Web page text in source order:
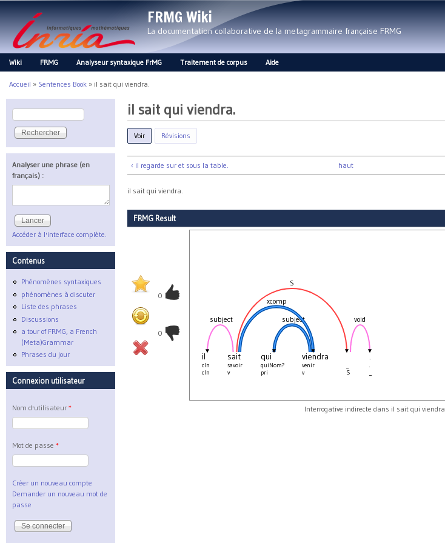
FRMG Wiki
La documentation collaborative de la metagrammaire française FRMG
Main menu
Wiki FRMG Analyseur syntaxique FrMG Traitement de corpus Aide
Vous êtes ici
Accueil » Sentences Book » il sait qui viendra.
il sait qui viendra.
Voir (onglet actif)
Révisions
‹ il regarde sur et sous la table. haut
il sait qui viendra.
FRMG Result
0
0
il
cln
cln
sait
savoir
v
qui
quiNom?
pri
viendra
venir
v
S
.
void
subject
S
subject
xcomp
Interrogative indirecte dans il sait qui viendra.
Formulaire de recherche
Rechercher
Analyser une phrase (en
français) :
Accéder à l'interface complète.
Contenus
Phénomènes syntaxiques
phénomènes à discuter
Liste des phrases
Discussions
a tour of FRMG, a French
(Meta)Grammar
Phrases du jour
Connexion utilisateur
Nom d'utilisateur *
Mot de passe *
Créer un nouveau compte
Demander un nouveau mot de
passe